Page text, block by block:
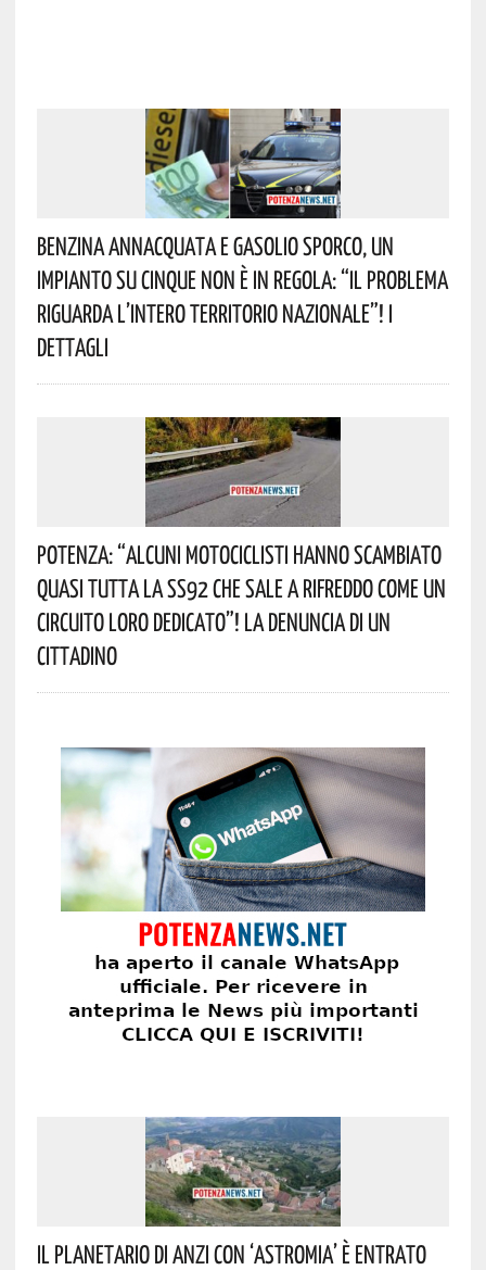
Benzina Annacquata E Gasolio Sporco, Un
Impianto Su Cinque Non È In Regola: “il Problema
Riguarda L’intero Territorio Nazionale”! I
Dettagli
Potenza: “alcuni Motociclisti Hanno Scambiato
Quasi Tutta La SS92 Che Sale A Rifreddo Come Un
Circuito Loro Dedicato”! La Denuncia Di Un
Cittadino
Il Planetario Di Anzi Con ‘Astromia’ È Entrato